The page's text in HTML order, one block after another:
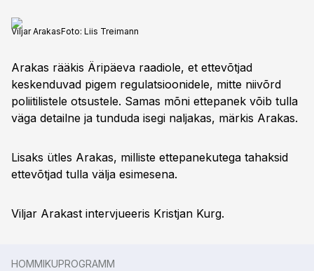
Viljar ArakasFoto: Liis Treimann
Arakas rääkis Äripäeva raadiole, et ettevõtjad
keskenduvad pigem regulatsioonidele, mitte niivõrd
poliitilistele otsustele. Samas mõni ettepanek võib tulla
väga detailne ja tunduda isegi naljakas, märkis Arakas.
Lisaks ütles Arakas, milliste ettepanekutega tahaksid
ettevõtjad tulla välja esimesena.
Viljar Arakast intervjueeris Kristjan Kurg.
HOMMIKUPROGRAMM